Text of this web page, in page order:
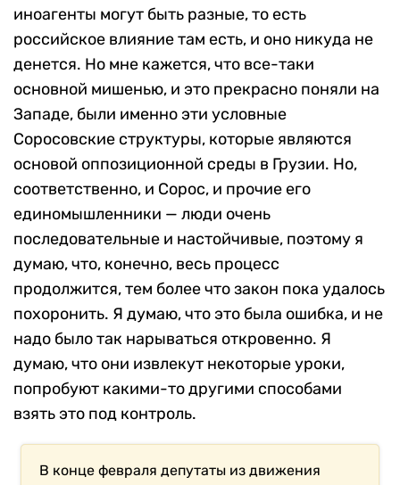
иноагенты могут быть разные, то есть
российское влияние там есть, и оно никуда не
денется. Но мне кажется, что все-таки
основной мишенью, и это прекрасно поняли на
Западе, были именно эти условные
Соросовские структуры, которые являются
основой оппозиционной среды в Грузии. Но,
соответственно, и Сорос, и прочие его
единомышленники — люди очень
последовательные и настойчивые, поэтому я
думаю, что, конечно, весь процесс
продолжится, тем более что закон пока удалось
похоронить. Я думаю, что это была ошибка, и не
надо было так нарываться откровенно. Я
думаю, что они извлекут некоторые уроки,
попробуют какими-то другими способами
взять это под контроль.
В конце февраля депутаты из движения